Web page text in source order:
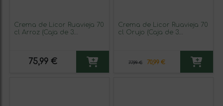
Crema de Licor Ruavieja 70
cl Arroz (Caja de 3
75,99 €
Crema de Licor Ruavieja 70
cl Orujo (Caja de 3
77,99 € 70,99 €